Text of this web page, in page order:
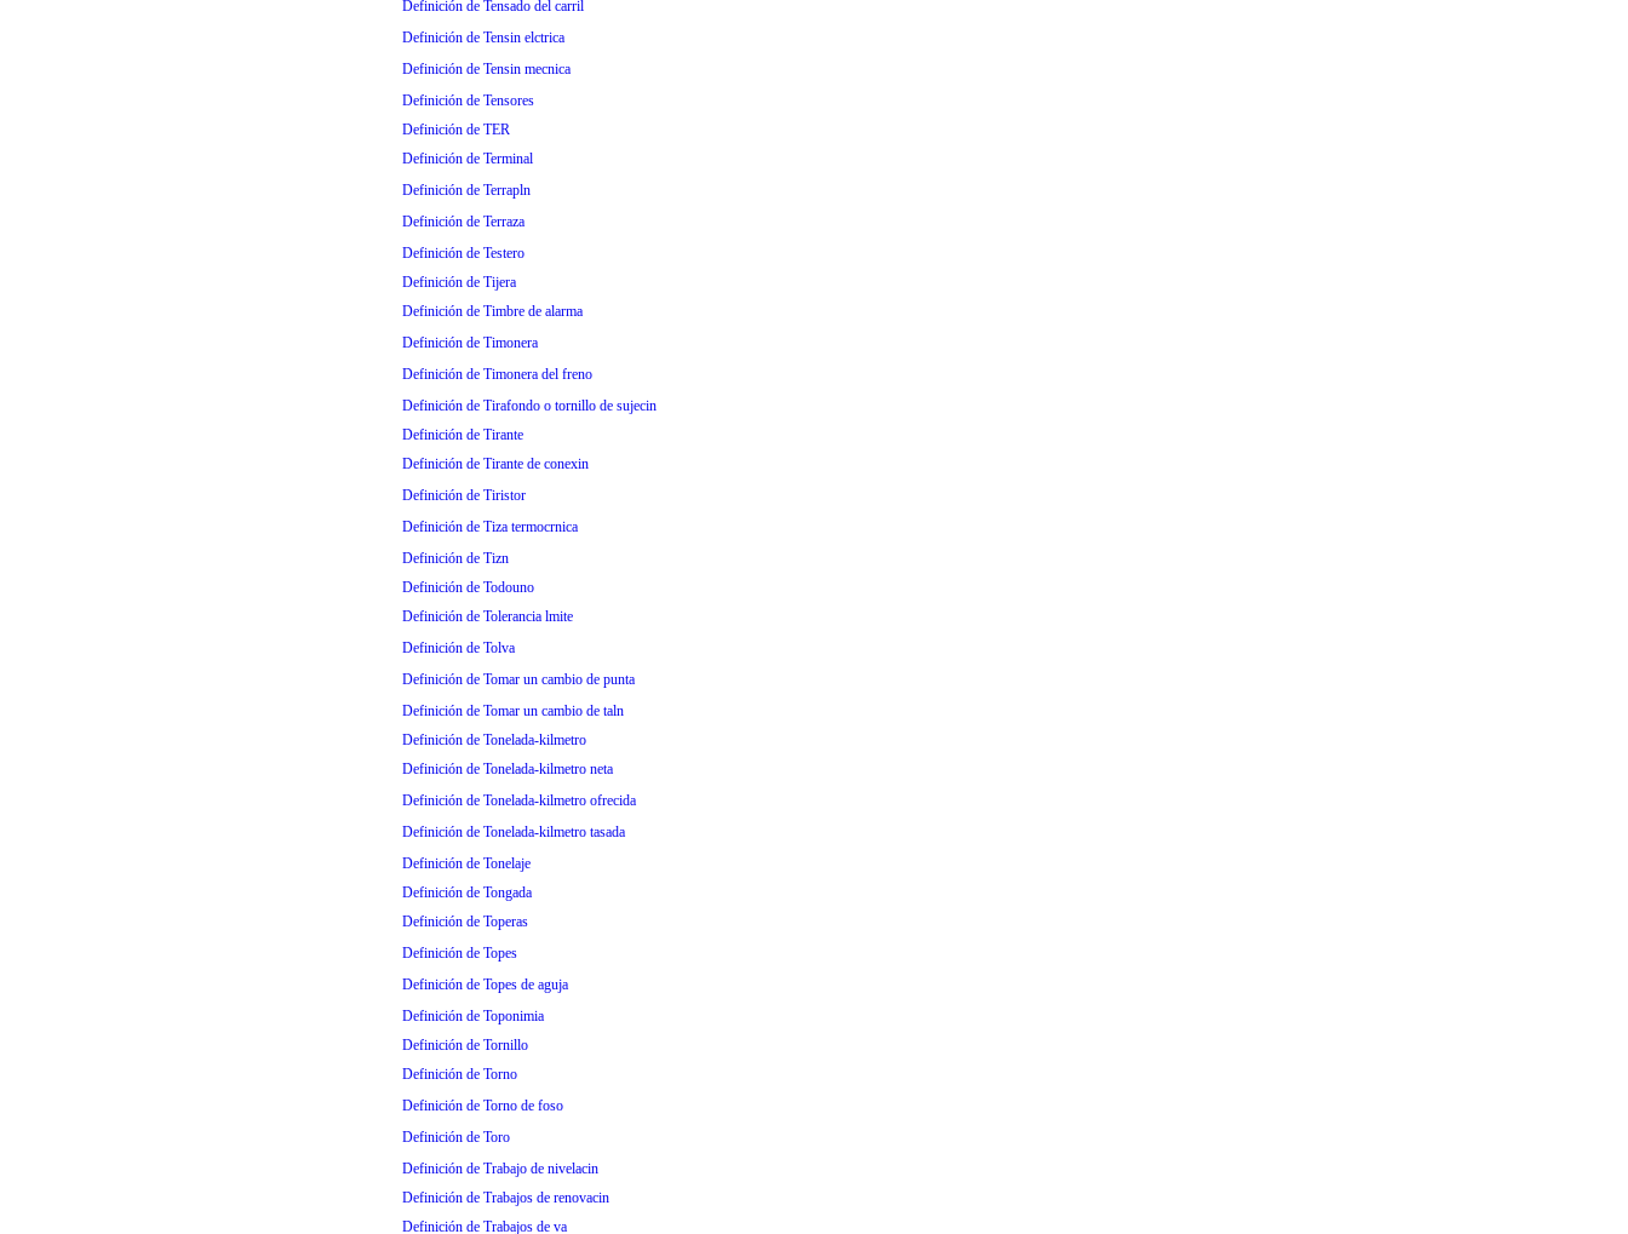
Definición de Tensado del carril
Definición de Tensin elctrica
Definición de Tensin mecnica
Definición de Tensores
Definición de TER
Definición de Terminal
Definición de Terrapln
Definición de Terraza
Definición de Testero
Definición de Tijera
Definición de Timbre de alarma
Definición de Timonera
Definición de Timonera del freno
Definición de Tirafondo o tornillo de sujecin
Definición de Tirante
Definición de Tirante de conexin
Definición de Tiristor
Definición de Tiza termocrnica
Definición de Tizn
Definición de Todouno
Definición de Tolerancia lmite
Definición de Tolva
Definición de Tomar un cambio de punta
Definición de Tomar un cambio de taln
Definición de Tonelada-kilmetro
Definición de Tonelada-kilmetro neta
Definición de Tonelada-kilmetro ofrecida
Definición de Tonelada-kilmetro tasada
Definición de Tonelaje
Definición de Tongada
Definición de Toperas
Definición de Topes
Definición de Topes de aguja
Definición de Toponimia
Definición de Tornillo
Definición de Torno
Definición de Torno de foso
Definición de Toro
Definición de Trabajo de nivelacin
Definición de Trabajos de renovacin
Definición de Trabajos de va